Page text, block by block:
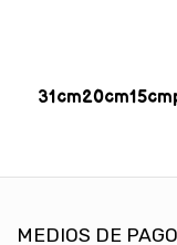
MEDIOS DE PAGO